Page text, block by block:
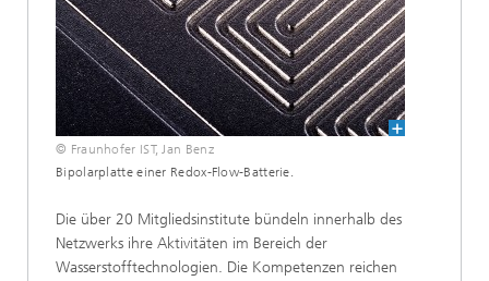
© Fraunhofer IST, Jan Benz
Bipolarplatte einer Redox-Flow-Batterie.
Die über 20 Mitgliedsinstitute bündeln innerhalb des
Netzwerks ihre Aktivitäten im Bereich der
Wasserstofftechnologien. Die Kompetenzen reichen